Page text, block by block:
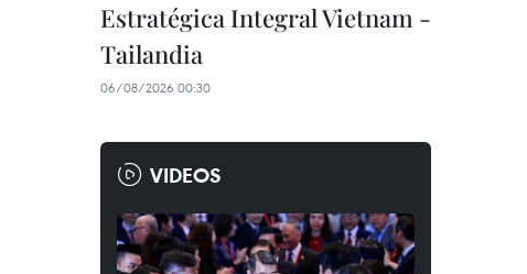
Estratégica Integral Vietnam -
Tailandia
06/08/2026 00:30
VIDEOS